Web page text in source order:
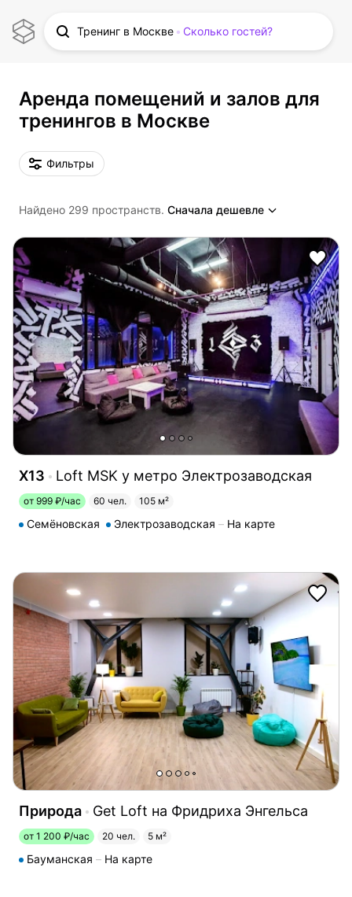
Тренинг в Москве Сколько гостей?
Аренда помещений и залов для
тренингов в Москве
Фильтры
Найдено 299 пространств. Сначала дешевле
X13 Loft MSK у метро Электрозаводская
от 999 ₽/час 60 чел. 105 м²
Семёновская Электрозаводская На карте
Природа Get Loft на Фридриха Энгельса
от 1 200 ₽/час 20 чел. 5 м²
Бауманская На карте